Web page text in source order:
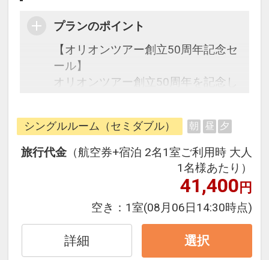
プランのポイント
【オリオンツアー創立50周年記念セ
ール】
オリオンツアー創立50周年を記念し
往復の航空券と宿泊がセットになっ
たスタンダードの＜食事なし＞プラ
ンです。
フライトと宿泊を自由に組み合わせ
できるダイナミックパッケージだか
ら、一都市滞在はもちろん周遊旅行
にも最適！
旅行期間中の1泊だけの宿泊や延
シングルルーム（セミダブル） 朝 昼 夕
旅行代金 （航空券+宿泊 2名1室ご利用時 大人
1名様あたり）
41,400円
空き： 1室(08月06日14:30時点)
詳細 選択